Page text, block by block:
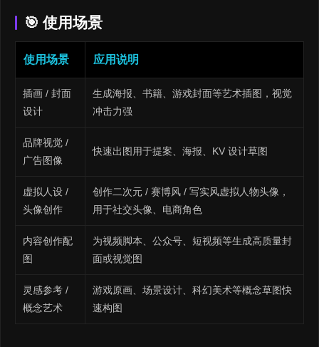
🎯 使用场景
使用场景 应用说明
插画 / 封面
设计
生成海报、书籍、游戏封面等艺术插图，视觉
冲击力强
品牌视觉 /
广告图像
快速出图用于提案、海报、KV 设计草图
虚拟人设 /
头像创作
创作二次元 / 赛博风 / 写实风虚拟人物头像，
用于社交头像、电商角色
内容创作配
图
为视频脚本、公众号、短视频等生成高质量封
面或视觉图
灵感参考 /
概念艺术
游戏原画、场景设计、科幻美术等概念草图快
速构图